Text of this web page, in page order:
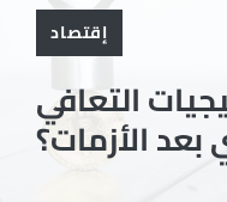
إقتصاد
التعافي
بعد الأزمات؟